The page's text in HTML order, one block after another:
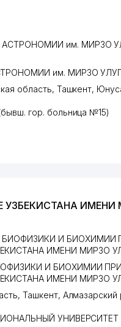
им. МИРЗО
им. МИРЗО
область, Ташкент,
гор. больница №15)
ИМЕНИ
БИОФИЗИКИ И БИОХИМИИ
ИМЕНИ МИРЗО
И БИОХИМИИ ПРИ
ИМЕНИ МИРЗО
,Ташкент, Алмазарский
УНИВЕРСИТЕТ